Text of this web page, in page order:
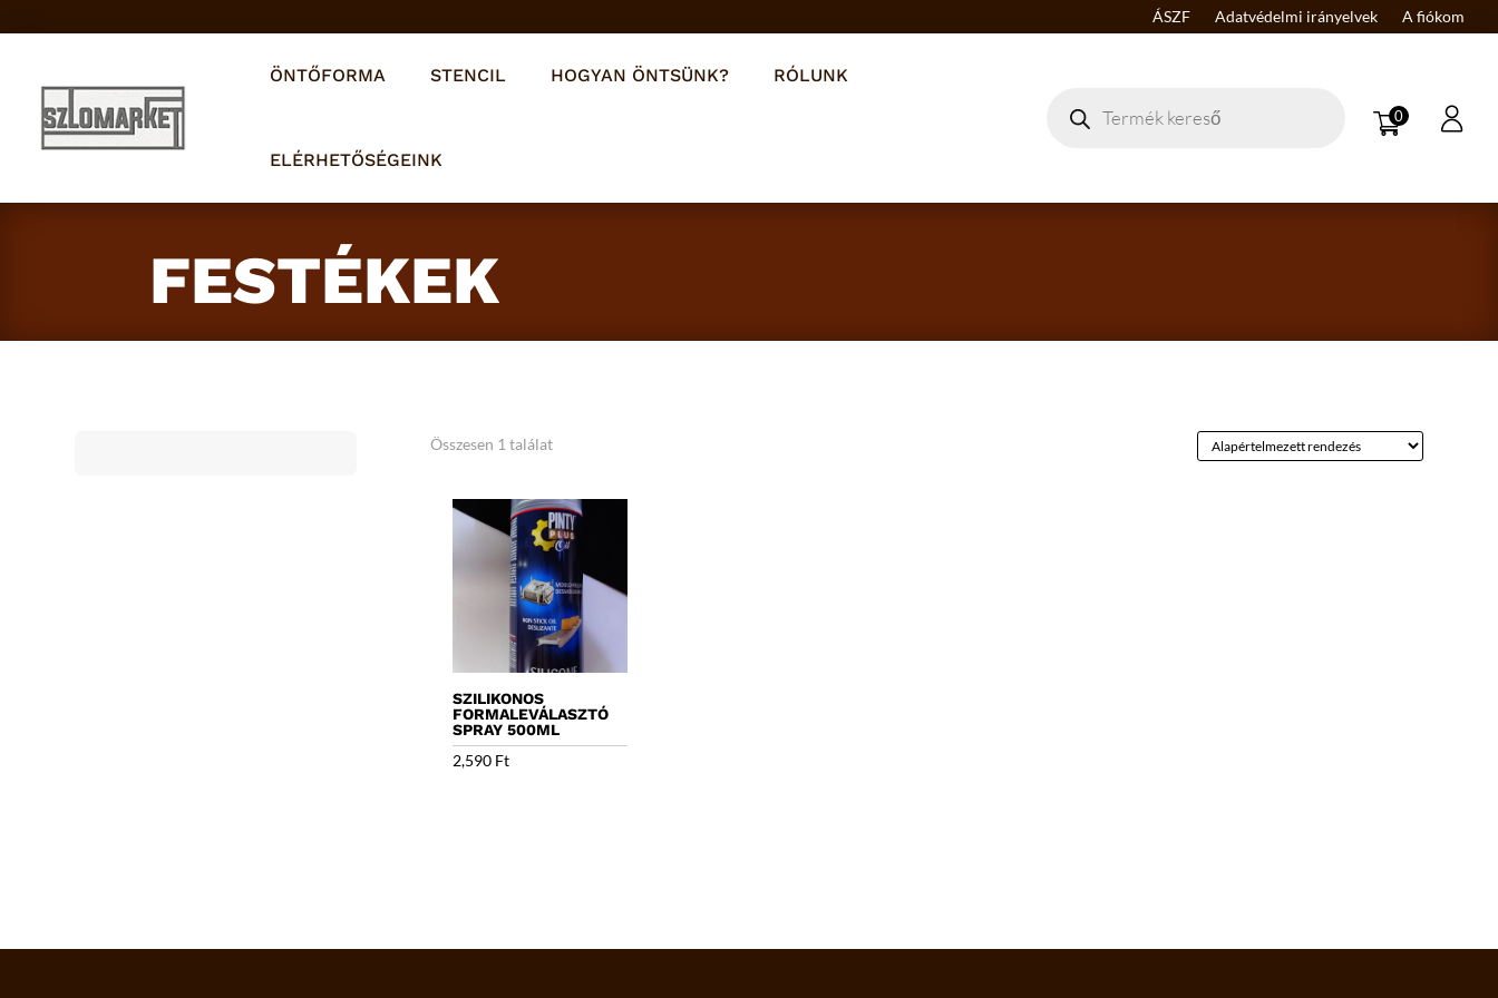
ÁSZF Adatvédelmi irányelvek A fiókom
ÖNTŐFORMA STENCIL HOGYAN ÖNTSÜNK? RÓLUNK
ELÉRHETŐSÉGEINK
search
0
FESTÉKEK
Összesen 1 találat
SZILIKONOS
FORMALEVÁLASZTÓ
SPRAY 500ML
2,590 Ft